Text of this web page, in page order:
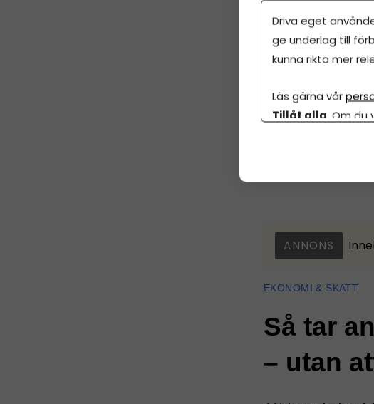
Den som känner
att man vilseletts
ANNONS
EKONOMI & SKATT
Så tar
– utan
Driva eget
ge underlag till
kunna rikta mer
Läs gärna vår
Tillåt alla . Om